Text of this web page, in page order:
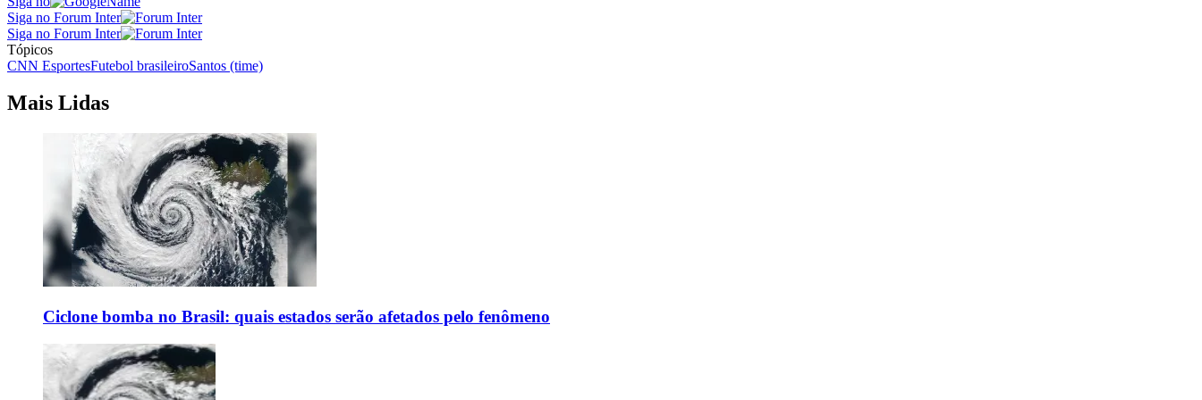
Siga no Forum Inter
Siga no Forum Inter
Tópicos
CNN EsportesFutebol brasileiroSantos (time)
Mais Lidas
Ciclone bomba no Brasil: quais estados serão afetados pelo fenômeno